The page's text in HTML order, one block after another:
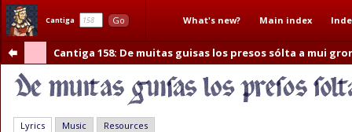
Cantiga Go What's new? Main index
Cantiga 158: De muitas guisas los presos sólta a mui
Lyrics Music Resources